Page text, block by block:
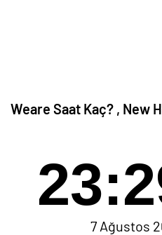
Weare Saat Kaç? , New
7 Ağustos